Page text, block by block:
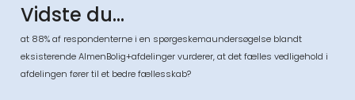
Vidste du...
at 88% af respondenterne i en spørgeskemaundersøgelse blandt
eksisterende AlmenBolig+afdelinger vurderer, at det fælles vedligehold i
afdelingen fører til et bedre fællesskab?